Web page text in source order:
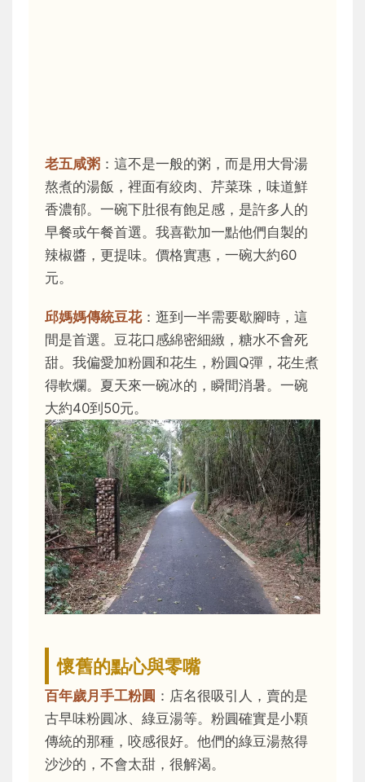
老五咸粥 ：這不是一般的粥，而是用大骨湯
熬煮的湯飯，裡面有絞肉、芹菜珠，味道鮮
香濃郁。一碗下肚很有飽足感，是許多人的
早餐或午餐首選。我喜歡加一點他們自製的
辣椒醬，更提味。價格實惠，一碗大約60
元。
邱媽媽傳統豆花：逛到一半需要歇腳時，這
間是首選。豆花口感綿密細緻，糖水不會死
甜。我偏愛加粉圓和花生，粉圓Q彈，花生煮
得軟爛。夏天來一碗冰的，瞬間消暑。一碗
大約40到50元。
懷舊的點心與零嘴
百年歲月手工粉圓 ：店名很吸引人，賣的是
古早味粉圓冰、綠豆湯等。粉圓確實是小顆
傳統的那種，咬感很好。他們的綠豆湯熬得
沙沙的，不會太甜，很解渴。